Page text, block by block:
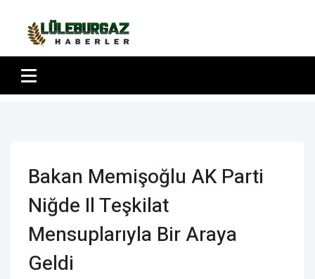
Bakan Memişoğlu AK Parti
Niğde Il Teşkilat
Mensuplarıyla Bir Araya
Geldi